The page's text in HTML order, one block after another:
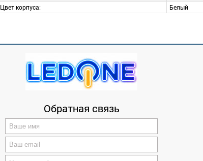
Цвет корпуса:
Белый
Розетка Luxel OPERA накладная
Оцените товар
Обратная связь